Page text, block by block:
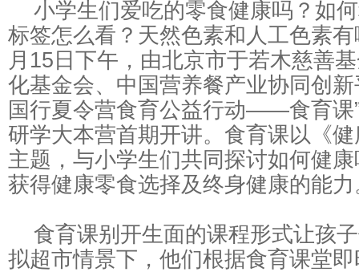
小学生们爱吃的零食健康吗？如
标签怎么看？天然色素和人工色素
月15日下午，由北京市于若木慈善
化基金会、中国营养餐产业协同创
国行夏令营食育公益行动——食育课
研学大本营首期开讲。食育课以《
主题，与小学生们共同探讨如何健
获得健康零食选择及终身健康的能力
食育课别开生面的课程形式让孩
拟超市情景下，他们根据食育课堂